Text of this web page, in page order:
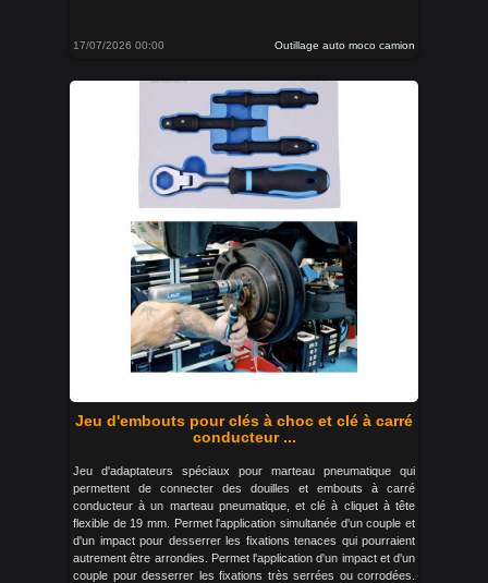
17/07/2026 00:00 Outillage auto moco camion
Jeu d'embouts pour clés à choc et clé à carré
conducteur ...
Jeu d'adaptateurs spéciaux pour marteau pneumatique qui
permettent de connecter des douilles et embouts à carré
conducteur à un marteau pneumatique, et clé à cliquet à tête
flexible de 19 mm. Permet l'application simultanée d'un couple et
d'un impact pour desserrer les fixations tenaces qui pourraient
autrement être arrondies. Permet l'application d'un impact et d'un
couple pour desserrer les fixations très serrées ou corrodées.